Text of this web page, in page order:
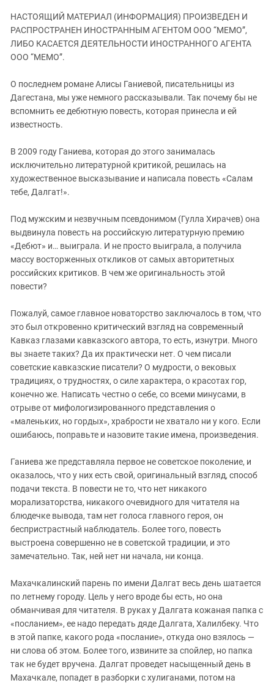
КАВКАЗ ЗА ПАЛЕСТИНУ
ИНАКОМЫСЛИЕ В ЧЕЧНЕ
ПРЕСЛЕДОВАНИЕ АКТИВИСТОВ
Ингушетия
Кабардино-Балкария
Карачаево-Черкесия
Краснодарский край
Нагорный Карабах
Ростовская область
Северная Осетия - Алания
Ставропольский край
Чечня
Южная Осетия
Южный Кавказ
НАСТОЯЩИЙ МАТЕРИАЛ (ИНФОРМАЦИЯ) ПРОИЗВЕДЕН И
РАСПРОСТРАНЕН ИНОСТРАННЫМ АГЕНТОМ ООО “МЕМО”,
ЛИБО КАСАЕТСЯ ДЕЯТЕЛЬНОСТИ ИНОСТРАННОГО АГЕНТА
ООО “МЕМО”.
О последнем романе Алисы Ганиевой, писательницы из
Дагестана, мы уже немного рассказывали. Так почему бы не
вспомнить ее дебютную повесть, которая принесла и ей
известность.
В 2009 году Ганиева, которая до этого занималась
исключительно литературной критикой, решилась на
художественное высказывание и написала повесть «Салам
тебе, Далгат!».
Под мужским и незвучным псевдонимом (Гулла Хирачев) она
выдвинула повесть на российскую литературную премию
«Дебют» и… выиграла. И не просто выиграла, а получила
массу восторженных откликов от самых авторитетных
российских критиков. В чем же оригинальность этой
повести?
Пожалуй, самое главное новаторство заключалось в том, что
это был откровенно критический взгляд на современный
Кавказ глазами кавказского автора, то есть, изнутри. Много
вы знаете таких? Да их практически нет. О чем писали
советские кавказские писатели? О мудрости, о вековых
традициях, о трудностях, о силе характера, о красотах гор,
конечно же. Написать честно о себе, со всеми минусами, в
отрыве от мифологизированного представления о
«маленьких, но гордых», храбрости не хватало ни у кого. Если
ошибаюсь, поправьте и назовите такие имена, произведения.
Ганиева же представляла первое не советское поколение, и
оказалось, что у них есть свой, оригинальный взгляд, способ
подачи текста. В повести не то, что нет никакого
морализаторства, никакого очевидного для читателя на
блюдечке вывода, там нет голоса главного героя, он
беспристрастный наблюдатель. Более того, повесть
выстроена совершенно не в советской традиции, и это
замечательно. Так, ней нет ни начала, ни конца.
Махачкалинский парень по имени Далгат весь день шатается
по летнему городу. Цель у него вроде бы есть, но она
обманчивая для читателя. В руках у Далгата кожаная папка с
«посланием», ее надо передать дяде Далгата, Халилбеку. Что
в этой папке, какого рода «послание», откуда оно взялось —
ни слова об этом. Более того, извините за спойлер, но папка
так не будет вручена. Далгат проведет насыщенный день в
Махачкале, попадет в разборки с хулиганами, потом на